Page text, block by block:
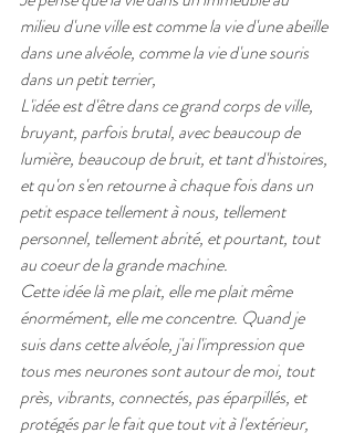
milieu d'une ville est comme la vie d'une abeille
dans une alvéole, comme la vie d'une souris
dans un petit terrier,
L'idée est d'être dans ce grand corps de ville,
bruyant, parfois brutal, avec beaucoup de
lumière, beaucoup de bruit, et tant d'histoires,
et qu'on s'en retourne à chaque fois dans un
petit espace tellement à nous, tellement
personnel, tellement abrité, et pourtant, tout
au coeur de la grande machine.
Cette idée là me plait, elle me plait même
énormément, elle me concentre. Quand je
suis dans cette alvéole, j'ai l'impression que
tous mes neurones sont autour de moi, tout
près, vibrants, connectés, pas éparpillés, et
protégés par le fait que tout vit à l'extérieur,